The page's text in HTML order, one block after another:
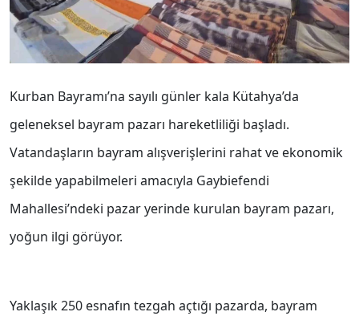
Kurban Bayramı’na sayılı günler kala Kütahya’da
geleneksel bayram pazarı hareketliliği başladı.
Vatandaşların bayram alışverişlerini rahat ve ekonomik
şekilde yapabilmeleri amacıyla Gaybiefendi
Mahallesi’ndeki pazar yerinde kurulan bayram pazarı,
yoğun ilgi görüyor.
Yaklaşık 250 esnafın tezgah açtığı pazarda, bayram